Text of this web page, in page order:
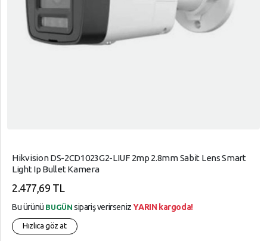
Hikvision DS-2CD1023G2-LIUF 2mp 2.8mm Sabit Lens Smart
Light Ip Bullet Kamera
2.477,69 TL
Bu ürünü BUGÜN sipariş verirsenizYARIN kargoda!
Hızlıca göz at